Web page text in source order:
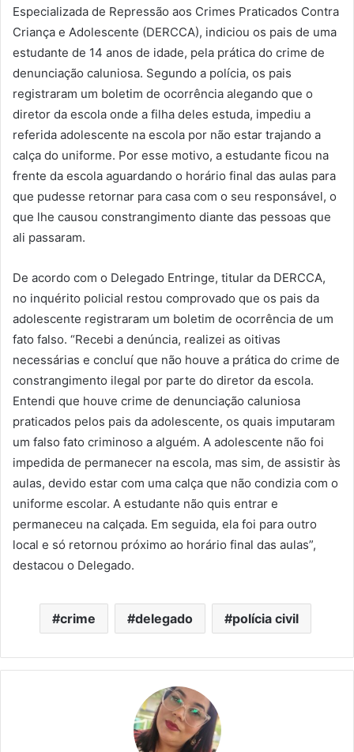
Especializada de Repressão aos Crimes Praticados Contra
Criança e Adolescente (DERCCA), indiciou os pais de uma
estudante de 14 anos de idade, pela prática do crime de
denunciação caluniosa. Segundo a polícia, os pais
registraram um boletim de ocorrência alegando que o
diretor da escola onde a filha deles estuda, impediu a
referida adolescente na escola por não estar trajando a
calça do uniforme. Por esse motivo, a estudante ficou na
frente da escola aguardando o horário final das aulas para
que pudesse retornar para casa com o seu responsável, o
que lhe causou constrangimento diante das pessoas que
ali passaram.
De acordo com o Delegado Entringe, titular da DERCCA,
no inquérito policial restou comprovado que os pais da
adolescente registraram um boletim de ocorrência de um
fato falso. “Recebi a denúncia, realizei as oitivas
necessárias e concluí que não houve a prática do crime de
constrangimento ilegal por parte do diretor da escola.
Entendi que houve crime de denunciação caluniosa
praticados pelos pais da adolescente, os quais imputaram
um falso fato criminoso a alguém. A adolescente não foi
impedida de permanecer na escola, mas sim, de assistir às
aulas, devido estar com uma calça que não condizia com o
uniforme escolar. A estudante não quis entrar e
permaneceu na calçada. Em seguida, ela foi para outro
local e só retornou próximo ao horário final das aulas”,
destacou o Delegado.
crime delegado polícia civil